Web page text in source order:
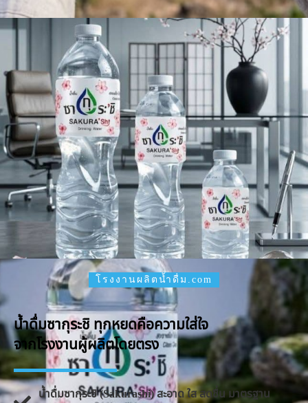
โรงงานผลิตน้ำดื่ม.com
น้ำดื่มซากุระชิ ทุกหยดคือความใส่ใจ
จากโรงงานผู้ผลิตโดยตรง
น้ำดื่มซากุระชิ (Sakurashi) สะอาด ใส สดชื่น มาตรฐาน